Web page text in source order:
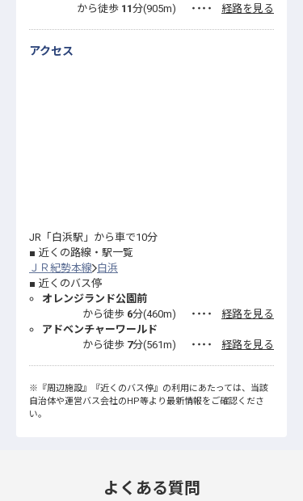
から徒歩 11分(905m) ・・・・ 経路を見る
アクセス
JR「白浜駅」から車で10分
近くの路線・駅一覧
ＪＲ紀勢本線 白浜
近くのバス停
オレンジランド公園前
から徒歩 6分(460m) ・・・・
経路を見る
アドベンチャーワールド
から徒歩 7分(561m) ・・・・ 経路を見る
※ 『周辺施設』 『近くのバス停』 の利用にあたっては、当該
自治体や運営バス会社のHP等より最新情報をご確認くださ
い。
よくある質問